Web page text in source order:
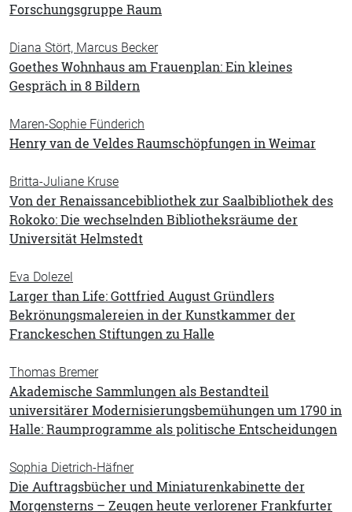
Forschungsgruppe Raum
Diana Stört, Marcus Becker
Goethes Wohnhaus am Frauenplan: Ein kleines
Gespräch in 8 Bildern
Maren-Sophie Fünderich
Henry van de Veldes Raumschöpfungen in Weimar
Britta-Juliane Kruse
Von der Renaissancebibliothek zur Saalbibliothek des
Rokoko: Die wechselnden Bibliotheksräume der
Universität Helmstedt
Eva Dolezel
Larger than Life: Gottfried August Gründlers
Bekrönungsmalereien in der Kunstkammer der
Franckeschen Stiftungen zu Halle
Thomas Bremer
Akademische Sammlungen als Bestandteil
universitärer Modernisierungsbemühungen um 1790 in
Halle: Raumprogramme als politische Entscheidungen
Sophia Dietrich-Häfner
Die Auftragsbücher und Miniaturenkabinette der
Morgensterns – Zeugen heute verlorener Frankfurter